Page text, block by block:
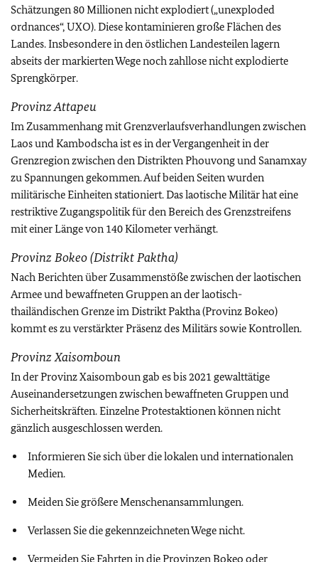
Schätzungen 80 Millionen nicht explodiert („unexploded
ordnances“, UXO). Diese kontaminieren große Flächen des
Landes. Insbesondere in den östlichen Landesteilen lagern
abseits der markierten Wege noch zahllose nicht explodierte
Sprengkörper.
Provinz Attapeu
Im Zusammenhang mit Grenzverlaufsverhandlungen zwischen
Laos und Kambodscha ist es in der Vergangenheit in der
Grenzregion zwischen den Distrikten Phouvong und Sanamxay
zu Spannungen gekommen. Auf beiden Seiten wurden
militärische Einheiten stationiert. Das laotische Militär hat eine
restriktive Zugangspolitik für den Bereich des Grenzstreifens
mit einer Länge von 140 Kilometer verhängt.
Provinz Bokeo (Distrikt Paktha)
Nach Berichten über Zusammenstöße zwischen der laotischen
Armee und bewaffneten Gruppen an der laotisch-
thailändischen Grenze im Distrikt Paktha (Provinz Bokeo)
kommt es zu verstärkter Präsenz des Militärs sowie Kontrollen.
Provinz Xaisomboun
In der Provinz Xaisomboun gab es bis 2021 gewalttätige
Auseinandersetzungen zwischen bewaffneten Gruppen und
Sicherheitskräften. Einzelne Protestaktionen können nicht
gänzlich ausgeschlossen werden.
Informieren Sie sich über die lokalen und internationalen
Medien.
Meiden Sie größere Menschenansammlungen.
Verlassen Sie die gekennzeichneten Wege nicht.
Vermeiden Sie Fahrten in die Provinzen Bokeo oder